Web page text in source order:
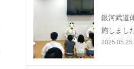
銀河武道
施しまし
2025.05.25